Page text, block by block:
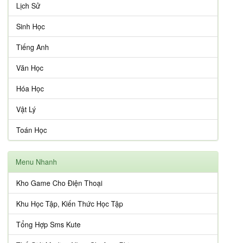
Lịch Sử
Sinh Học
Tiếng Anh
Văn Học
Hóa Học
Vật Lý
Toán Học
Menu Nhanh
Kho Game Cho Điện Thoại
Khu Học Tập, Kiến Thức Học Tập
Tổng Hợp Sms Kute